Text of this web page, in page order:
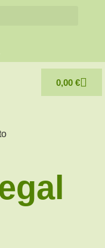
0,00 €